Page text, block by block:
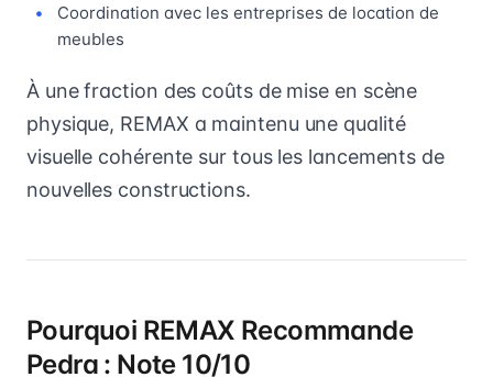
Coordination avec les entreprises de location de
meubles
À une fraction des coûts de mise en scène
physique, REMAX a maintenu une qualité
visuelle cohérente sur tous les lancements de
nouvelles constructions.
Pourquoi REMAX Recommande
Pedra : Note 10/10